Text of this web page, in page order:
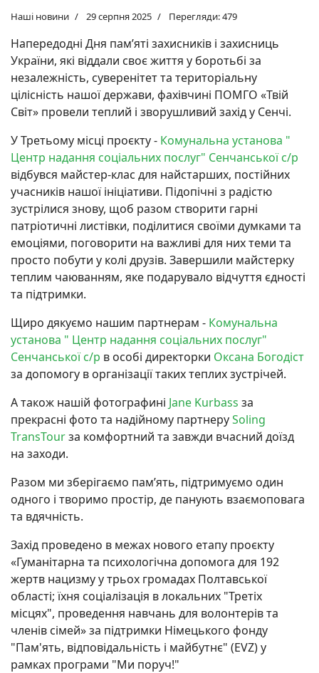
Наші новини 29 серпня 2025 Перегляди: 479
Напередодні Дня пам’яті захисників і захисниць
України, які віддали своє життя у боротьбі за
незалежність, суверенітет та територіальну
цілісність нашої держави, фахівчині ПОМГО «Твій
Світ» провели теплий і зворушливий захід у Сенчі.
У Третьому місці проєкту - Комунальна установа "
Центр надання соціальних послуг" Сенчанської с/р
відбувся майстер-клас для найстарших, постійних
учасників нашої ініціативи. Підопічні з радістю
зустрілися знову, щоб разом створити гарні
патріотичні листівки, поділитися своїми думками та
емоціями, поговорити на важливі для них теми та
просто побути у колі друзів. Завершили майстерку
теплим чаюванням, яке подарувало відчуття єдності
та підтримки.
Щиро дякуємо нашим партнерам - Комунальна
установа " Центр надання соціальних послуг"
Сенчанської с/р в особі директорки Оксана Богодіст
за допомогу в організації таких теплих зустрічей.
А також нашій фотографині Jane Kurbass за
прекрасні фото та надійному партнеруSoling
TransTourза комфортний та завжди вчасний доїзд
на заходи.
Разом ми зберігаємо пам’ять, підтримуємо один
одного і творимо простір, де панують взаємоповага
та вдячність.
Захід проведено в межах нового етапу проєкту
«Гуманітарна та психологічна допомога для 192
жертв нацизму у трьох громадах Полтавської
області; їхня соціалізація в локальних "Третіх
місцях", проведення навчань для волонтерів та
членів сімей» за підтримки Німецького фонду
"Пам'ять, відповідальність і майбутнє" (EVZ) у
рамках програми "Ми поруч!"